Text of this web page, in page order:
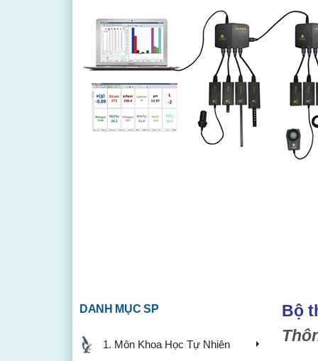
DANH MỤC SP
1. Môn Khoa Học Tự Nhiên
Bộ